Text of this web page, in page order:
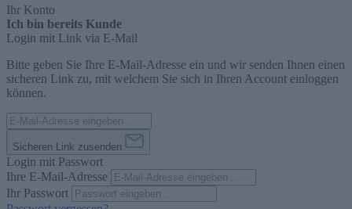
Ihr Konto
Ich bin bereits Kunde
Login mit Link via E-Mail
Bitte geben Sie Ihre E-Mail-Adresse ein und wir senden Ihnen einen
sicheren Link zu, mit welchem Sie sich in Ihren Account einloggen
können.
Sicheren Link zusenden
Login mit Passwort
Ihre E-Mail-Adresse
Ihr Passwort